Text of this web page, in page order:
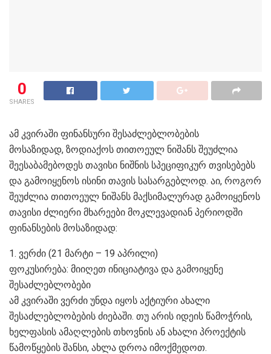
0
SHARES
ამ კვირაში ფინანსური შესაძლებლობების
მოსაზიდად, ზოდიაქოს თითოეულ ნიშანს შეუძლია
შეესაბამებოდეს თავისი ნიშნის სპეციფიკურ თვისებებს
და გამოიყენოს ისინი თავის სასარგებლოდ. აი, როგორ
შეუძლია თითოეულ ნიშანს მაქსიმალურად გამოიყენოს
თავისი ძლიერი მხარეები მოკლევადიან პერიოდში
ფინანსების მოსაზიდად:
1. ვერძი (21 მარტი – 19 აპრილი)
ფოკუსირება: მიიღეთ ინიციატივა და გამოიყენე
შესაძლებლობები
ამ კვირაში ვერძი უნდა იყოს აქტიური ახალი
შესაძლებლობების ძიებაში. თუ არის იდეის წამოჭრის,
ხელფასის ამაღლების თხოვნის ან ახალი პროექტის
წამოწყების შანსი, ახლა დროა იმოქმედოთ.